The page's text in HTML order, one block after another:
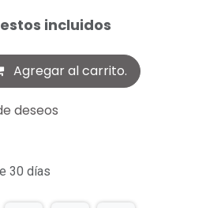
incluidos
Agregar al carrito.
deseos
30 días